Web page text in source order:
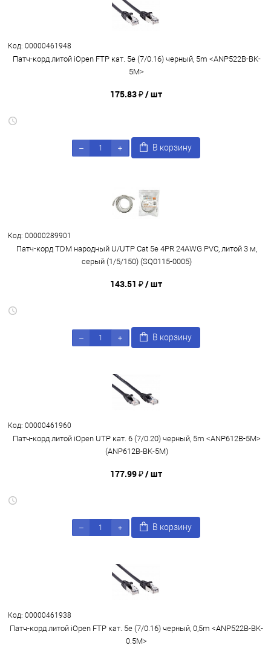
Код: 00000461948
Патч-корд литой iOpen FTP кат. 5e (7/0.16) черный, 5m <ANP522B-BK-
5M>
175.83 ₽/ шт
В корзину
Код: 00000289901
Патч-корд TDM народный U/UTP Cat 5e 4PR 24AWG PVC, литой 3 м,
серый (1/5/150) (SQ0115-0005)
143.51 ₽/ шт
В корзину
Код: 00000461960
Патч-корд литой iOpen UTP кат. 6 (7/0.20) черный, 5m <ANP612B-5M>
(ANP612B-BK-5M)
177.99 ₽/ шт
В корзину
Код: 00000461938
Патч-корд литой iOpen FTP кат. 5e (7/0.16) черный, 0,5m <ANP522B-BK-
0.5M>